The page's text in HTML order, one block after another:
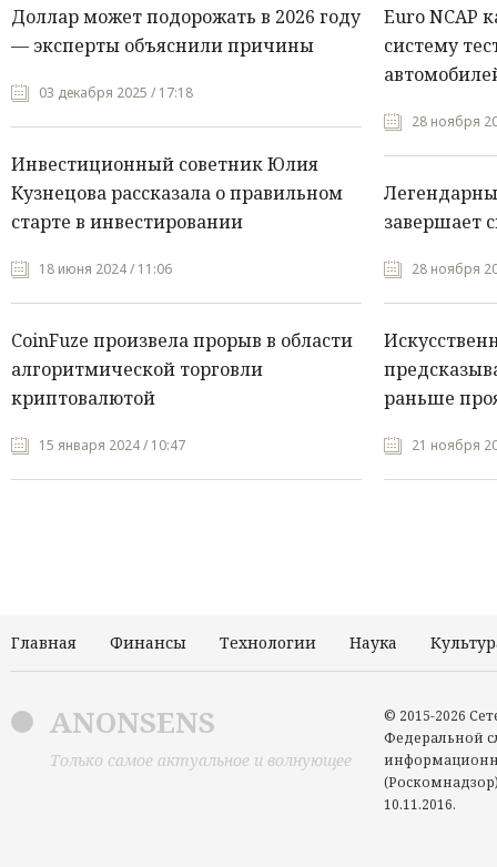
Доллар может подорожать в 2026 году
— эксперты объяснили причины
03 декабря 2025 / 17:18
Инвестиционный советник Юлия
Кузнецова рассказала о правильном
старте в инвестировании
18 июня 2024 / 11:06
CoinFuze произвела прорыв в области
алгоритмической торговли
криптовалютой
15 января 2024 / 10:47
Euro NCAP
систему
28 ноября
завершает
28 ноября
раньше
21 ноября
Главная Финансы Технологии Наука
ANONSENS
Только самое актуальное и волнующее
© 2015-2026
Федеральной
10.11.2016.